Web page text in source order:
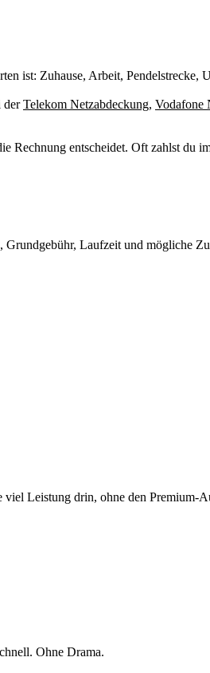
ist: Zuhause, Arbeit,
derTelekom Netzabdeckung, Vodafone
entscheidet. Oft zahlst du
Grundgebühr, Laufzeit und mögliche
Leistung drin, ohne den Premium-
Ohne Drama.